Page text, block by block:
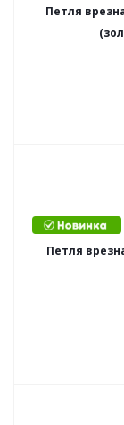
Петля
Петля